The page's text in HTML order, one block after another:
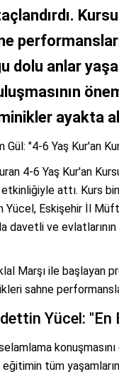
dolu anlar
ayakta
"4-6 Yaş Kur'an
4-6 Yaş Kur'an
attı. Kurs
Yücel, Eskişehir İl
davetli ve
Marşı ile başlayan
sahne
Yücel: "En
eğitimin tüm